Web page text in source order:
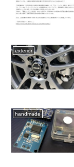
exterior
handmade